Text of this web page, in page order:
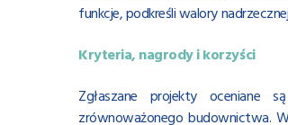
funkcje, podkreśli walory
Kryteria, nagrody i korzyści
Zgłaszane projekty oceniane
zrównoważonego budownictwa.